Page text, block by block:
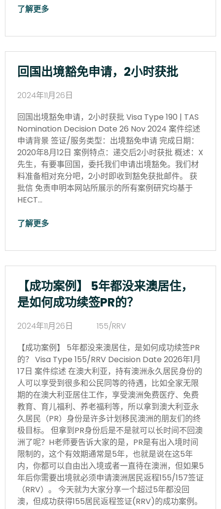
了解更多
回国出境豁免申请，2小时获批
2024年11月26日
回国出境豁免申请，2小时获批 Visa Type 190 | TAS
Nomination Decision Date 26 Nov 2024 案件综述
申请背景 签证/服务类型：出境豁免申请 完成日期：
2020年8月12日 案例特点：递交后2小时获批 概述：X
先生，有要事回国，委托我们申请出境豁免。我们材
料准备相对充分吧，2小时即收到豁免获批邮件。 获
批信 免责申明本网站所展示的所有案例研究均基于
HECT…
了解更多
【成功案例】 5年都没来澳居住，
是如何成功续签PR的？
2024年11月26日
155/RRV
【成功案例】 5年都没来澳居住，是如何成功续签PR
的？ Visa Type 155/RRV Decision Date 2026年1月
17日 案件综述 在澳大利亚，持有澳洲永久居民身份的
人可以享受到很多和公民同等的待遇，比如全家无限
期的在澳大利亚居住工作，享受澳洲免费医疗、免费
教育、育儿福利、养老福利等，所以拿到澳大利亚永
久居民（PR）身份是许多计划移民澳洲的朋友们的终
极目标。 但拿到PR身份后是不是就可以长时间不回澳
洲了呢？H老师要告诉大家的是，PR是有出入境时间
限制的，这个有效期通常是5年，也就是说在这5年
内，你都可以自由出入境或者一直待在澳洲，但如果5
年后你需要出境就必须申请澳洲居民返程155/157签证
（RRV）。 今天就为大家分享一个超过5年都没回
澳，但成功获得155居民返程签证(RRV)的成功案例。